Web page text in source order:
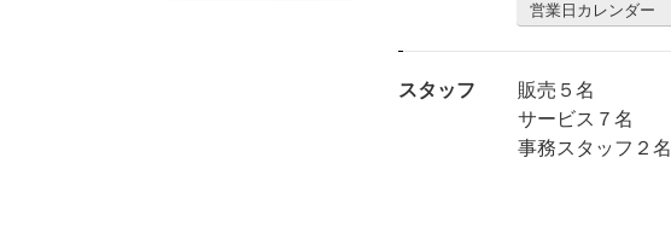
営業日カレンダー
スタッフ
販売５名
サービス７名
事務スタッフ２名